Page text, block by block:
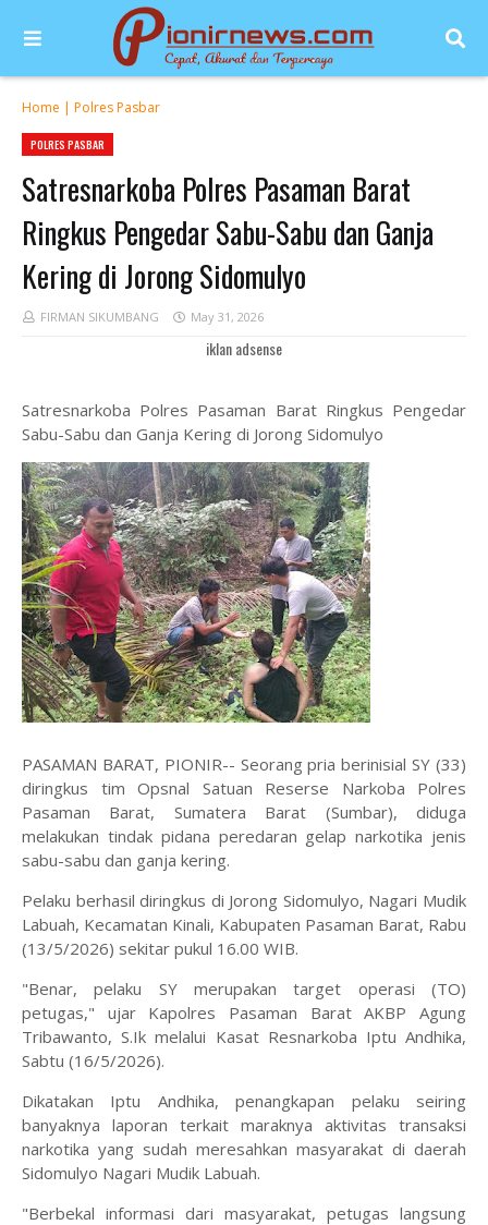
Home | Polres Pasbar
POLRES PASBAR
Satresnarkoba Polres Pasaman Barat
Ringkus Pengedar Sabu-Sabu dan Ganja
Kering di Jorong Sidomulyo
FIRMAN SIKUMBANG May 31, 2026
iklan adsense
Satresnarkoba Polres Pasaman Barat Ringkus Pengedar
Sabu-Sabu dan Ganja Kering di Jorong Sidomulyo
PASAMAN BARAT, PIONIR-- Seorang pria berinisial SY (33)
diringkus tim Opsnal Satuan Reserse Narkoba Polres
Pasaman Barat, Sumatera Barat (Sumbar), diduga
melakukan tindak pidana peredaran gelap narkotika jenis
sabu-sabu dan ganja kering.
Pelaku berhasil diringkus di Jorong Sidomulyo, Nagari Mudik
Labuah, Kecamatan Kinali, Kabupaten Pasaman Barat, Rabu
(13/5/2026) sekitar pukul 16.00 WIB.
"Benar, pelaku SY merupakan target operasi (TO)
petugas," ujar Kapolres Pasaman Barat AKBP Agung
Tribawanto, S.Ik melalui Kasat Resnarkoba Iptu Andhika,
Sabtu (16/5/2026).
Dikatakan Iptu Andhika, penangkapan pelaku seiring
banyaknya laporan terkait maraknya aktivitas transaksi
narkotika yang sudah meresahkan masyarakat di daerah
Sidomulyo Nagari Mudik Labuah.
"Berbekal informasi dari masyarakat, petugas langsung